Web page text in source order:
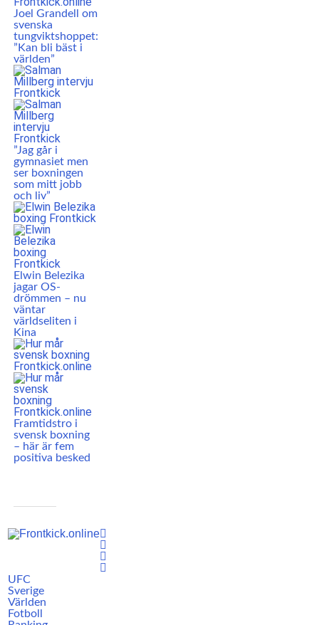
Joel Grandell om
svenska
tungviktshoppet:
”Kan bli bäst i
världen”
”Jag går i
gymnasiet men
ser boxningen
som mitt jobb
och liv”
Elwin Belezika
jagar OS-
drömmen – nu
väntar
världseliten i
Kina
Framtidstro i
svensk boxning
– här är fem
positiva besked
UFC
Sverige
Världen
Fotboll